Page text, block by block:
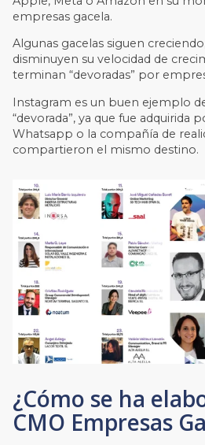
empresas gacela.
Algunas gacelas siguen
disminuyen su velocidad de
terminan “devoradas” por
Instagram es un buen ejemplo
“devorada”, ya que fue adquirida
Whatsapp o la compañía de
compartieron el mismo destino.
¿Cómo se ha
CMO Empresas